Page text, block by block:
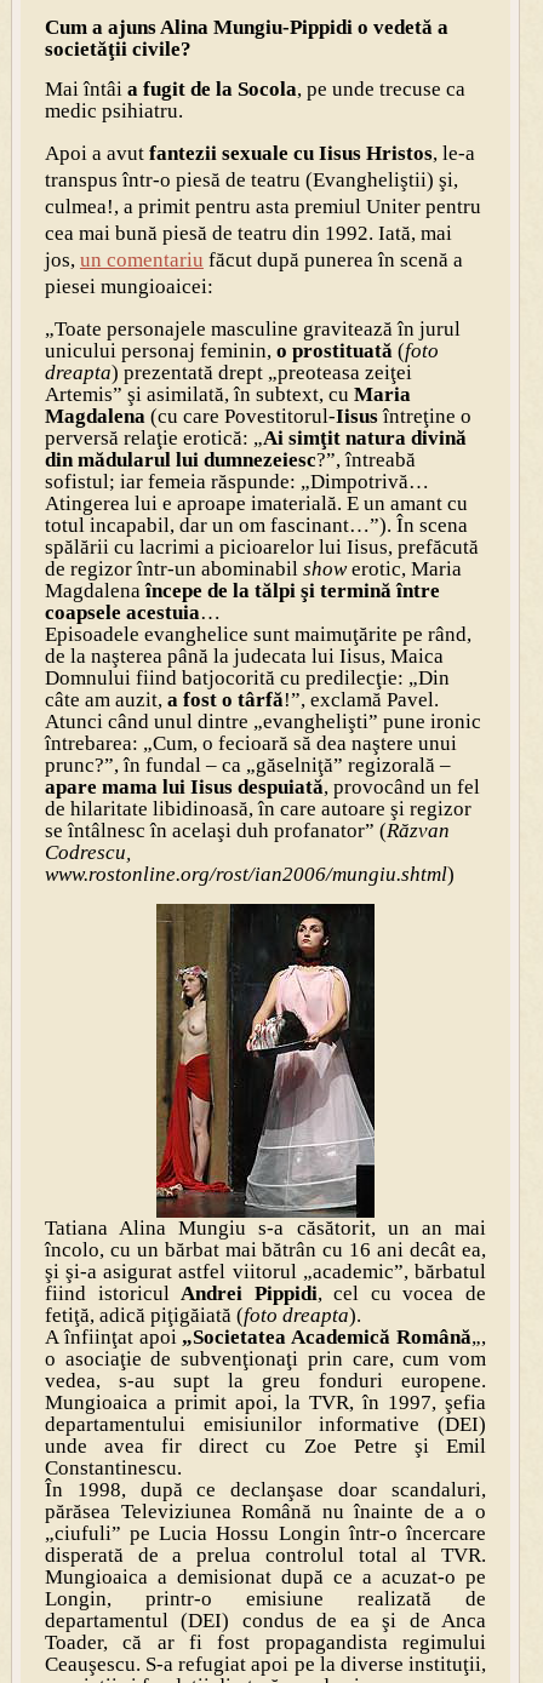
Cum a ajuns Alina Mungiu-Pippidi o vedetă a
societăţii civile?
Mai întâi a fugit de la Socola, pe unde trecuse ca
medic psihiatru.
Apoi a avut fantezii sexuale cu Iisus Hristos, le-a
transpus într-o piesă de teatru (Evangheliştii) şi,
culmea!, a primit pentru asta premiul Uniter pentru
cea mai bună piesă de teatru din 1992. Iată, mai
jos, un comentariu făcut după punerea în scenă a
piesei mungioaicei:
„Toate personajele masculine gravitează în jurul
unicului personaj feminin, o prostituată(foto
dreapta) prezentată drept „preoteasa zeiţei
Artemis” şi asimilată, în subtext, cu Maria
Magdalena(cu care Povestitorul-Iisusîntreţine o
perversă relaţie erotică: „Ai simţit natura divină
din mădularul lui dumnezeiesc?”, întreabă
sofistul; iar femeia răspunde: „Dimpotrivă…
Atingerea lui e aproape imaterială. E un amant cu
totul incapabil, dar un om fascinant…”). În scena
spălării cu lacrimi a picioarelor lui Iisus, prefăcută
de regizor într-un abominabil showerotic, Maria
Magdalenaîncepe de la tălpi şi termină între
coapsele acestuia…
Episoadele evanghelice sunt maimuţărite pe rând,
de la naşterea până la judecata lui Iisus, Maica
Domnului fiind batjocorită cu predilecţie: „Din
câte am auzit, a fost o târfă!”, exclamă Pavel.
Atunci când unul dintre „evanghelişti” pune ironic
întrebarea: „Cum, o fecioară să dea naştere unui
prunc?”, în fundal – ca „găselniţă” regizorală –
apare mama lui Iisus despuiată, provocând un fel
de hilaritate libidinoasă, în care autoare şi regizor
se întâlnesc în acelaşi duh profanator” (Răzvan
Codrescu,
www.rostonline.org/rost/ian2006/mungiu.shtml)
Tatiana Alina Mungiu s-a căsătorit, un an mai
încolo, cu un bărbat mai bătrân cu 16 ani decât ea,
şi şi-a asigurat astfel viitorul „academic”, bărbatul
fiind istoriculAndrei Pippidi, cel cu vocea de
fetiţă, adică piţigăiată (foto dreapta).
A înfiinţat apoi „Societatea Academică Română„,
o asociaţie de subvenţionaţi prin care, cum vom
vedea, s-au supt la greu fonduri europene.
Mungioaica a primit apoi, la TVR, în 1997, şefia
departamentului emisiunilor informative (DEI)
unde avea fir direct cu Zoe Petre şi Emil
Constantinescu.
În 1998, după ce declanşase doar scandaluri,
părăsea Televiziunea Română nu înainte de a o
„ciufuli” pe Lucia Hossu Longin într-o încercare
disperată de a prelua controlul total al TVR.
Mungioaica a demisionat după ce a acuzat-o pe
Longin, printr-o emisiune realizată de
departamentul (DEI) condus de ea şi de Anca
Toader, că ar fi fost propagandista regimului
Ceauşescu. S-a refugiat apoi pe la diverse instituţii,